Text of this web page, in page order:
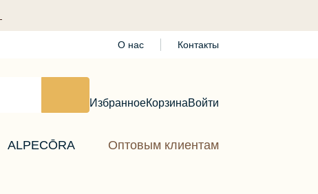
О нас Контакты
ИзбранноеКорзинаВойти
ALPECŌRA Оптовым клиентам